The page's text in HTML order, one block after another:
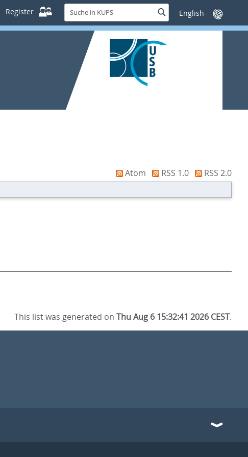
Register
Suche
in
KUPS
SucheSprache
wechseln
Atom RSS 1.0
RSS 2.0
This list was generated onThu Aug 6 15:32:41 2026 CEST.